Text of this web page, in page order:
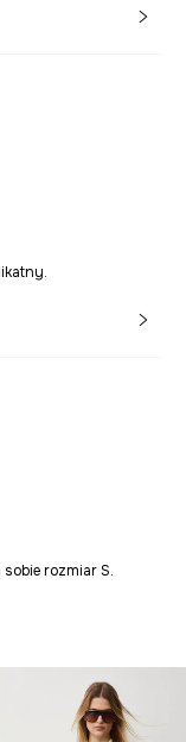
rozmiar S.